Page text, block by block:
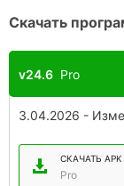
Скачать
v24.6 Pro
3.04.2026 -
СКАЧАТЬ APK
Pro